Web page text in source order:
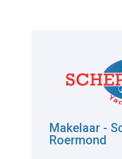
Makelaar -
Roermond